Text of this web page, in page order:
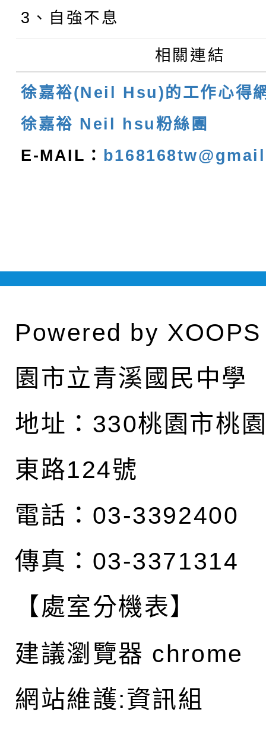
3、自強不息
相關連結
徐嘉裕(Neil Hsu)的工作心得
徐嘉裕 Neil hsu粉絲團
E-MAIL：
Powered by XOOPS
園市立青溪國民中學
地址： 330桃園市桃
東路124號
電話：03-3392400
傳真：03-3371314
【處室分機表】
建議瀏覽器 chrome
網站維護:資訊組